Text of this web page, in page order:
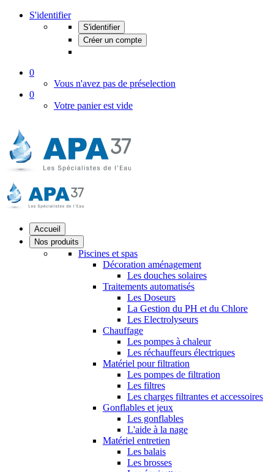
S'identifier
S'identifier
Créer un compte
0
Vous n'avez pas de préselection
0
Votre panier est vide
Accueil
Nos produits
Piscines et spas
Décoration aménagement
Les douches solaires
Traitements automatisés
Les Doseurs
La Gestion du PH et du Chlore
Les Electrolyseurs
Chauffage
Les pompes à chaleur
Les réchauffeurs électriques
Matériel pour filtration
Les pompes de filtration
Les filtres
Les charges filtrantes et accessoires
Gonflables et jeux
Les gonflables
L'aide à la nage
Matériel entretien
Les balais
Les brosses